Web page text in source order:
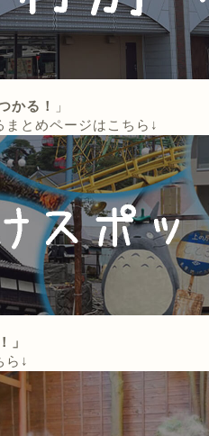
かる！
」
とめページはこちら↓
」
ら↓